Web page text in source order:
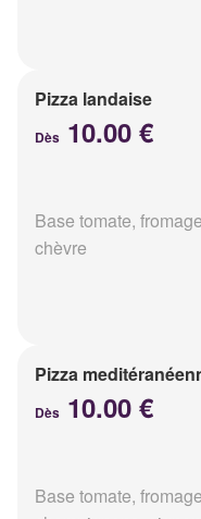
Pizza landaise
Dès 10.00 €
Base tomate,
chèvre
Pizza
Dès 10.00 €
Base tomate,